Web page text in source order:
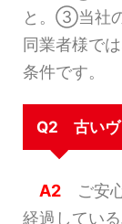
と。③当社
同業者様で
条件です。
Q2 古いヴ
A2 ご安
経過してい